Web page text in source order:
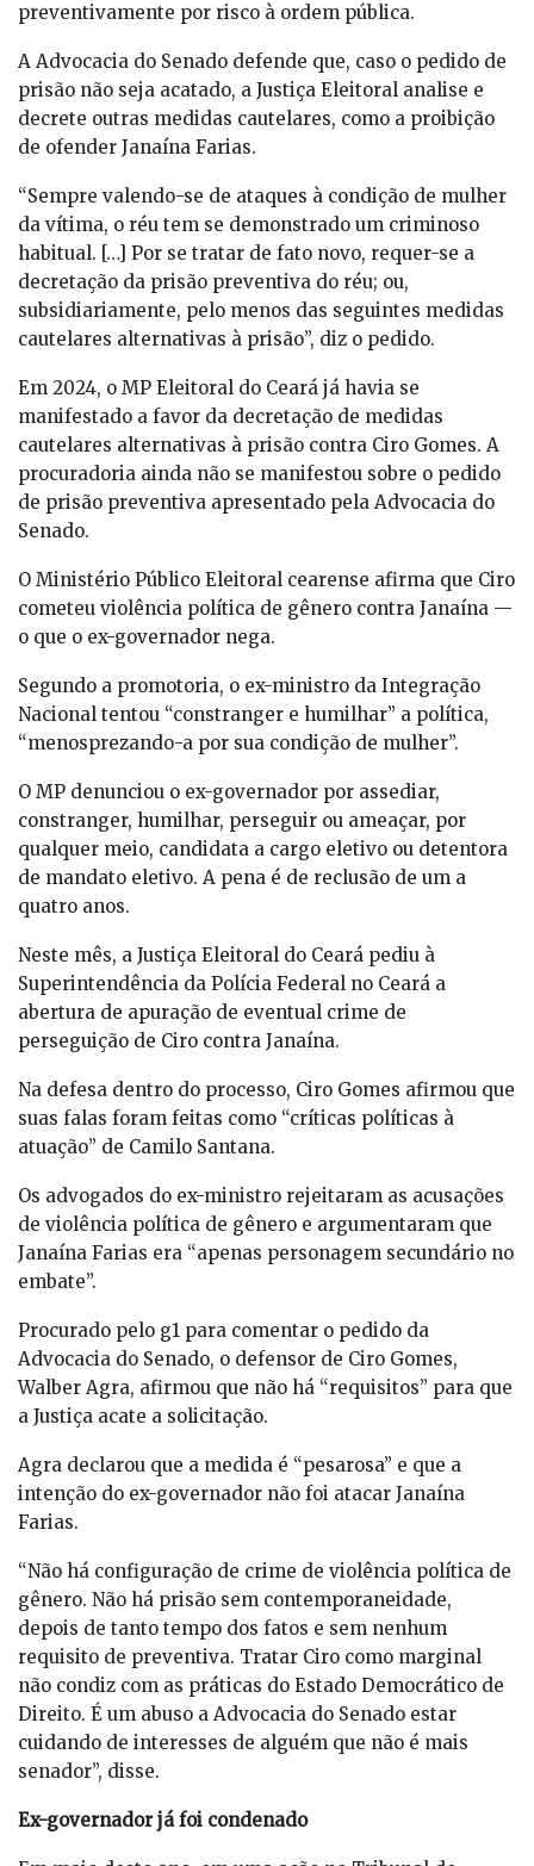
preventivamente por risco à ordem pública.
A Advocacia do Senado defende que, caso o pedido de
prisão não seja acatado, a Justiça Eleitoral analise e
decrete outras medidas cautelares, como a proibição
de ofender Janaína Farias.
“Sempre valendo-se de ataques à condição de mulher
da vítima, o réu tem se demonstrado um criminoso
habitual. […] Por se tratar de fato novo, requer-se a
decretação da prisão preventiva do réu; ou,
subsidiariamente, pelo menos das seguintes medidas
cautelares alternativas à prisão”, diz o pedido.
Em 2024, o MP Eleitoral do Ceará já havia se
manifestado a favor da decretação de medidas
cautelares alternativas à prisão contra Ciro Gomes. A
procuradoria ainda não se manifestou sobre o pedido
de prisão preventiva apresentado pela Advocacia do
Senado.
O Ministério Público Eleitoral cearense afirma que Ciro
cometeu violência política de gênero contra Janaína —
o que o ex-governador nega.
Segundo a promotoria, o ex-ministro da Integração
Nacional tentou “constranger e humilhar” a política,
“menosprezando-a por sua condição de mulher”.
O MP denunciou o ex-governador por assediar,
constranger, humilhar, perseguir ou ameaçar, por
qualquer meio, candidata a cargo eletivo ou detentora
de mandato eletivo. A pena é de reclusão de um a
quatro anos.
Neste mês, a Justiça Eleitoral do Ceará pediu à
Superintendência da Polícia Federal no Ceará a
abertura de apuração de eventual crime de
perseguição de Ciro contra Janaína.
Na defesa dentro do processo, Ciro Gomes afirmou que
suas falas foram feitas como “críticas políticas à
atuação” de Camilo Santana.
Os advogados do ex-ministro rejeitaram as acusações
de violência política de gênero e argumentaram que
Janaína Farias era “apenas personagem secundário no
embate”.
Procurado pelo g1 para comentar o pedido da
Advocacia do Senado, o defensor de Ciro Gomes,
Walber Agra, afirmou que não há “requisitos” para que
a Justiça acate a solicitação.
Agra declarou que a medida é “pesarosa” e que a
intenção do ex-governador não foi atacar Janaína
Farias.
“Não há configuração de crime de violência política de
gênero. Não há prisão sem contemporaneidade,
depois de tanto tempo dos fatos e sem nenhum
requisito de preventiva. Tratar Ciro como marginal
não condiz com as práticas do Estado Democrático de
Direito. É um abuso a Advocacia do Senado estar
cuidando de interesses de alguém que não é mais
senador”, disse.
Ex-governador já foi condenado